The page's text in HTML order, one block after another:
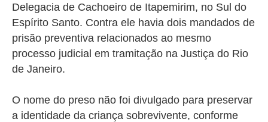
Delegacia de Cachoeiro de Itapemirim, no Sul do
Espírito Santo. Contra ele havia dois mandados de
prisão preventiva relacionados ao mesmo
processo judicial em tramitação na Justiça do Rio
de Janeiro.
O nome do preso não foi divulgado para preservar
a identidade da criança sobrevivente, conforme